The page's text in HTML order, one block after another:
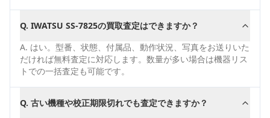
Q. IWATSU SS-7825の買取査定はできますか？
A. はい。型番、状態、付属品、動作状況、写真をお送りいた
だければ無料査定に対応します。数量が多い場合は機器リス
トでの一括査定も可能です。
Q. 古い機種や校正期限切れでも査定できますか？